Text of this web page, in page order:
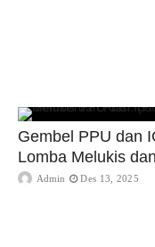
Gembel PPU dan
Lomba Melukis
Admin Des 13, 2025